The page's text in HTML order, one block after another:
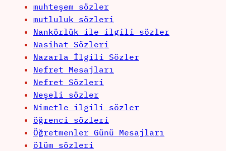
muhteşem sözler
mutluluk sözleri
Nankörlük ile ilgili sözler
Nasihat Sözleri
Nazarla İlgili Sözler
Nefret Mesajları
Nefret Sözleri
Neşeli sözler
Nimetle ilgili sözler
öğrenci sözleri
Öğretmenler Günü Mesajları
ölüm sözleri